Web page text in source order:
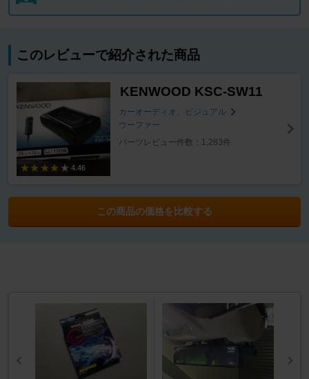
このレビューで紹介された商品
4.46
KENWOOD KSC-SW11
カーオーディオ、ビジュアル
ウーファー
パーツレビュー件数：1,283件
この商品の価格を比較する